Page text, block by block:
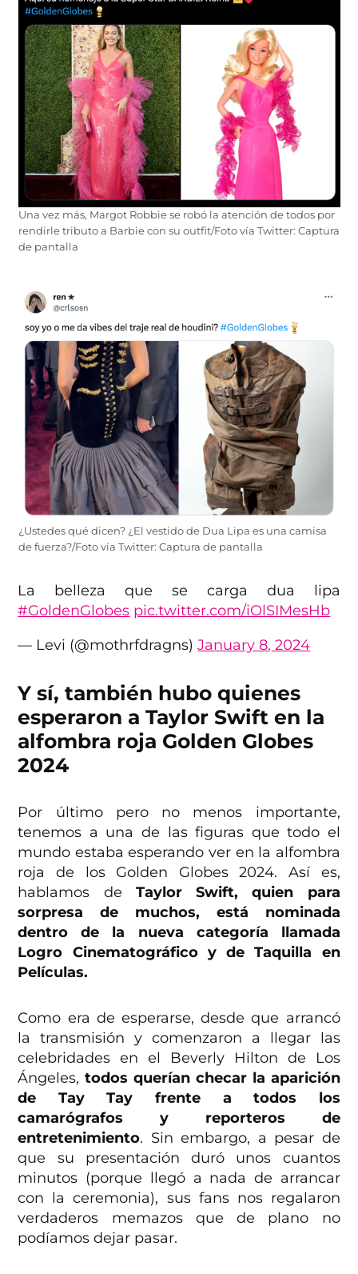
Una vez más, Margot Robbie se robó la atención de todos por
rendirle tributo a Barbie con su outfit/Foto vía Twitter: Captura
de pantalla
¿Ustedes qué dicen? ¿El vestido de Dua Lipa es una camisa
de fuerza?/Foto vía Twitter: Captura de pantalla
La belleza que se carga dua lipa
#GoldenGlobes pic.twitter.com/iOlSIMesHb
— Levi (@mothrfdragns)January 8, 2024
Y sí, también hubo quienes
esperaron a Taylor Swift en la
alfombra roja Golden Globes
2024
Por último pero no menos importante,
tenemos a una de las figuras que todo el
mundo estaba esperando ver en la alfombra
roja de los Golden Globes 2024. Así es,
hablamos de Taylor Swift, quien para
sorpresa de muchos, está nominada
dentro de la nueva categoría llamada
Logro Cinematográfico y de Taquilla en
Películas.
Como era de esperarse, desde que arrancó
la transmisión y comenzaron a llegar las
celebridades en el Beverly Hilton de Los
Ángeles,todos querían checar la aparición
de Tay Tay frente a todos los
camarógrafos y reporteros de
entretenimiento. Sin embargo, a pesar de
que su presentación duró unos cuantos
minutos (porque llegó a nada de arrancar
con la ceremonia), sus fans nos regalaron
verdaderos memazos que de plano no
podíamos dejar pasar.